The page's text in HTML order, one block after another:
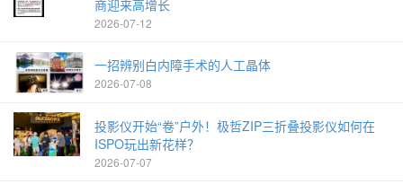
商迎来高增长
2026-07-12
一招辨别白内障手术的人工晶体
2026-07-08
投影仪开始“卷”户外！极哲ZIP三折叠投影仪如何在
ISPO玩出新花样？
2026-07-07